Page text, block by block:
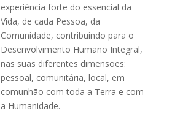
experiência forte do essencial da
Vida, de cada Pessoa, da
Comunidade, contribuindo para o
Desenvolvimento Humano Integral,
nas suas diferentes dimensões:
pessoal, comunitária, local, em
comunhão com toda a Terra e com
a Humanidade.